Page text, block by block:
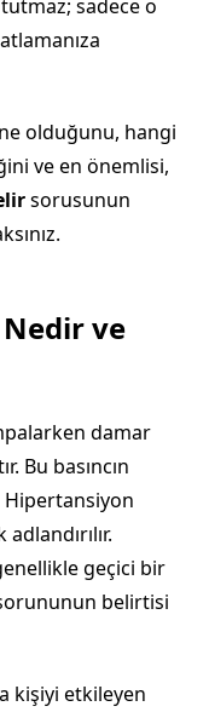
sadece o
olduğunu, hangi
ve en önemlisi,
sorusunun
ve
damar
Bu basıncın
geçici bir
belirtisi
kişiyi etkileyen